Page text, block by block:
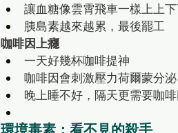
讓血糖像雲霄飛車一樣上上
胰島素越來越累，最後罷工
咖啡因上癮
一天好幾杯咖啡提神
咖啡因會刺激壓力荷爾蒙分泌
晚上睡不好，隔天更需要咖啡
環境毒素：看不見的殺手